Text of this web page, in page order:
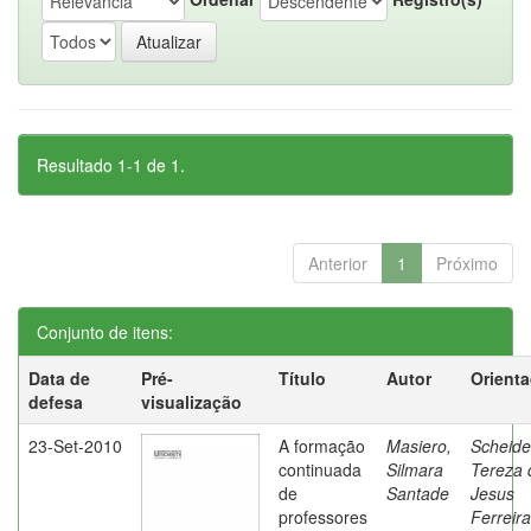
Resultado 1-1 de 1.
Anterior 1 Próximo
Conjunto de itens:
Data de
defesa
Pré-
visualização
Título Autor
23-Set-2010
A formação
continuada
de
professores
Masiero,
Silmara
Santade
Tereza
Jesus
Ferreira